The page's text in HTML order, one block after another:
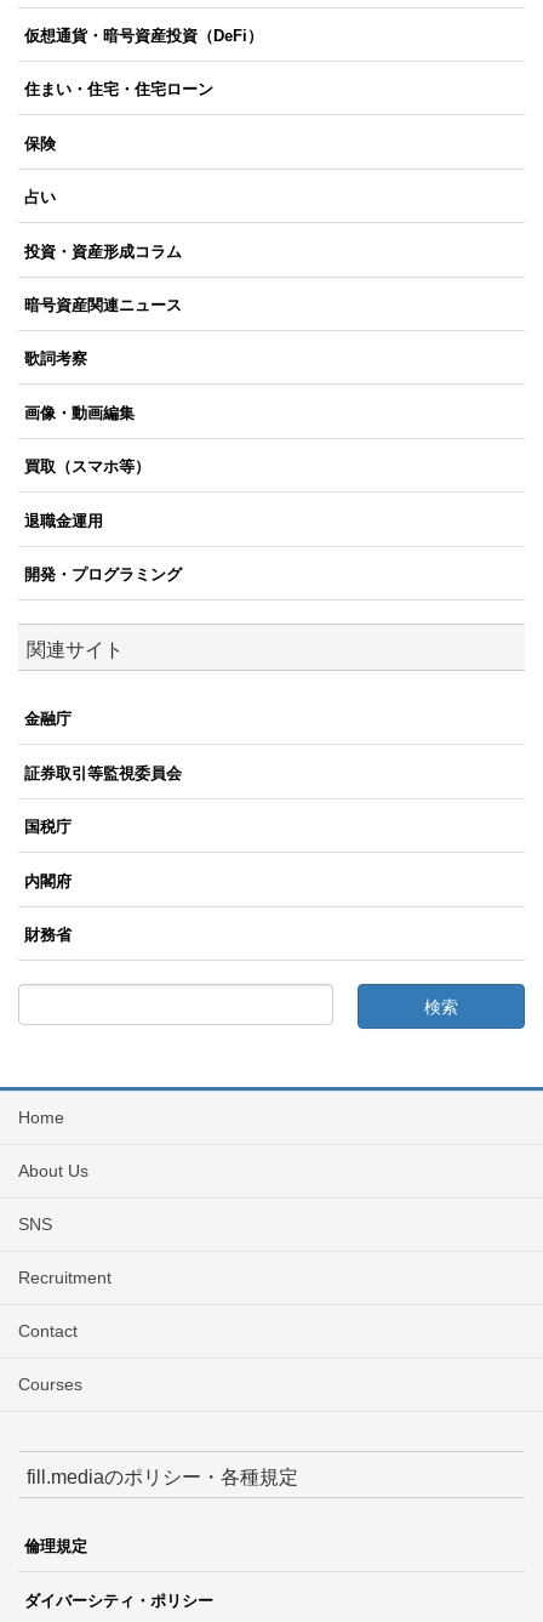
仮想通貨・暗号資産投資（DeFi）
住まい・住宅・住宅ローン
保険
占い
投資・資産形成コラム
暗号資産関連ニュース
歌詞考察
画像・動画編集
買取（スマホ等）
退職金運用
開発・プログラミング
関連サイト
金融庁
証券取引等監視委員会
国税庁
内閣府
財務省
Home
About Us
SNS
Recruitment
Contact
Courses
fill.mediaのポリシー・各種規定
倫理規定
ダイバーシティ・ポリシー